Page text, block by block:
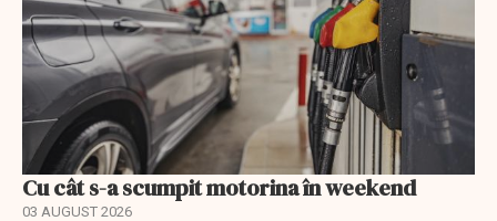
Cu cât s-a scumpit motorina în weekend
03 AUGUST 2026